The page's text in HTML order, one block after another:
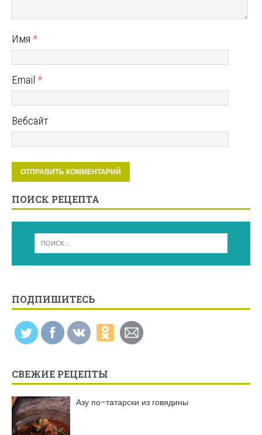
Имя *
Email *
Вебсайт
ПОИСК РЕЦЕПТА
ПОДПИШИТЕСЬ
СВЕЖИЕ РЕЦЕПТЫ
Азу по-татарски из говядины